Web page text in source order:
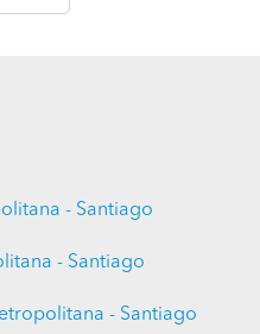
- Santiago
- Santiago
- Santiago